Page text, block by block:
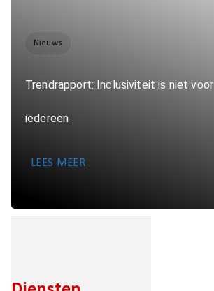
Nieuws
Trendrapport: Inclusiviteit is niet voor
iedereen
LEES MEER